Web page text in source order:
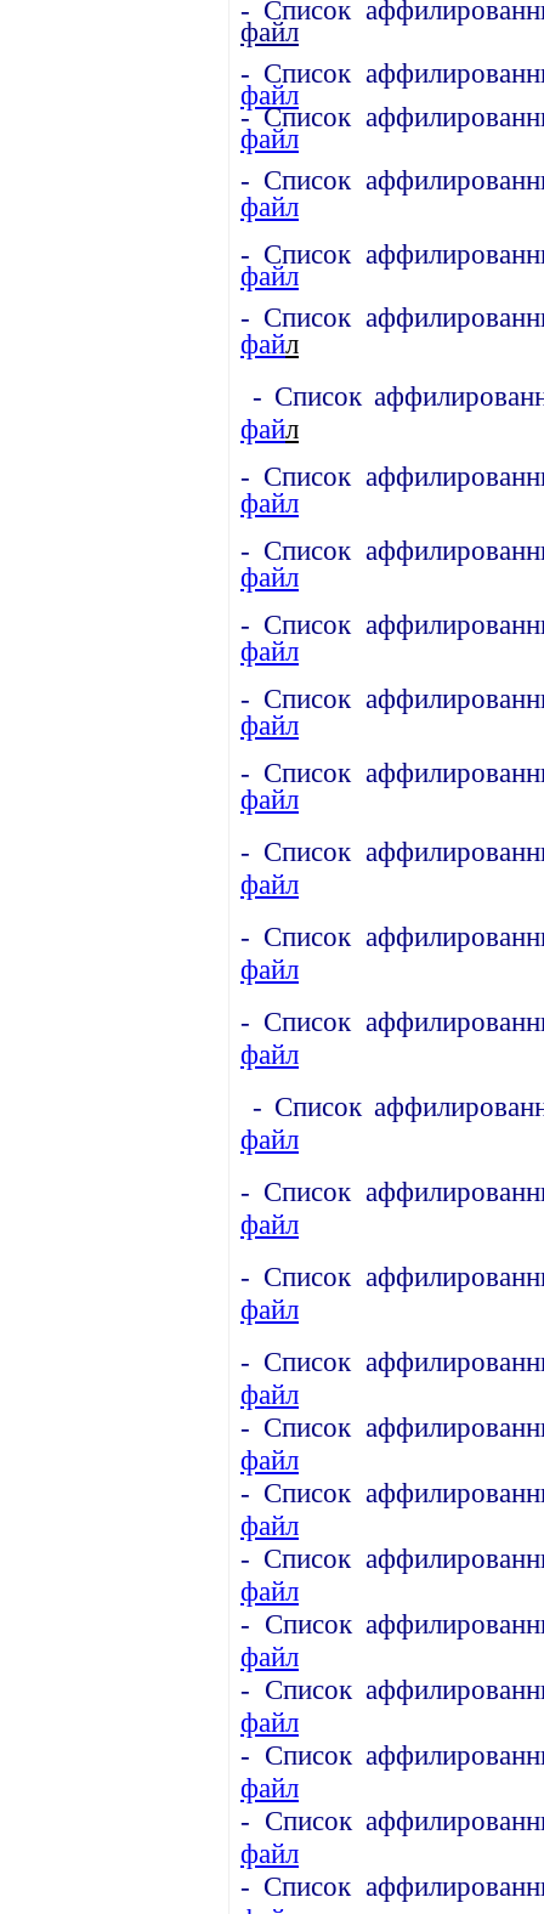
- Список
файл
- Список
файл
- Список
файл
- Список
файл
- Список
файл
- Список
файл
- Список
файл
- Список
файл
- Список
файл
- Список
файл
- Список
файл
- Список
файл
- Список
файл
- Список
файл
- Список
файл
- Список
файл
- Список
файл
- Список
файл
- Список
файл
- Список
файл
- Список
файл
- Список
файл
- Список
файл
- Список
файл
- Список
файл
- Список
файл
- Список